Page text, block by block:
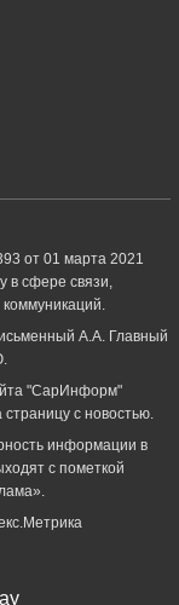
от 01 марта 2021
в сфере связи,
А.А. Главный
"СарИнформ"
страницу с новостью.
информации в
с пометкой